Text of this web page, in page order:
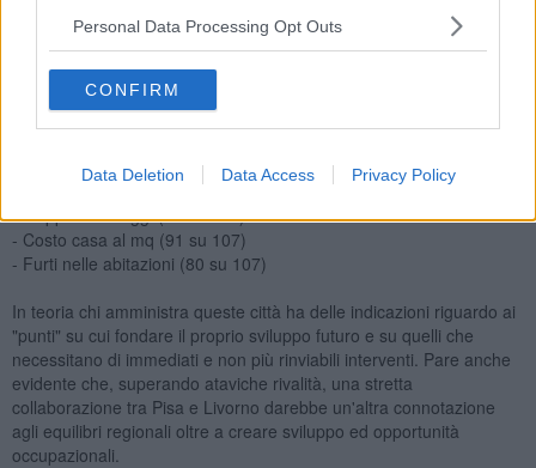
Personal Data Processing Opt Outs
CONFIRM
Data Deletion Data Access Privacy Policy
- Furti nelle abitazioni (93 su 107)
PISA- Punti di forza:
- Disponibilità asili (7 su 107)
- Consumi per famiglie (9 su 107)
- Emigrazione ospedaliera (12 su 107)
PISA - Punti di debolezza:
- Scippi e borseggi (95 su 107)
- Costo casa al mq (91 su 107)
- Furti nelle abitazioni (80 su 107)
In teoria chi amministra queste città ha delle indicazioni riguardo ai
"punti" su cui fondare il proprio sviluppo futuro e su quelli che
necessitano di immediati e non più rinviabili interventi. Pare anche
evidente che, superando ataviche rivalità, una stretta
collaborazione tra Pisa e Livorno darebbe un'altra connotazione
agli equilibri regionali oltre a creare sviluppo ed opportunità
occupazionali.